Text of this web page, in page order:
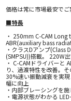
価格は常に市場最安でご
■特長
・ 250mm C-CAM
ABR(auxiliary bass
・クラスDアンプ
(SMPSU))搭載。 220W
・ C-CAMドライバーと
り、過渡特性を改善。
30%速い振動減衰を実
幅に向上
・内部ブレーシングを
・電源状態がわかる